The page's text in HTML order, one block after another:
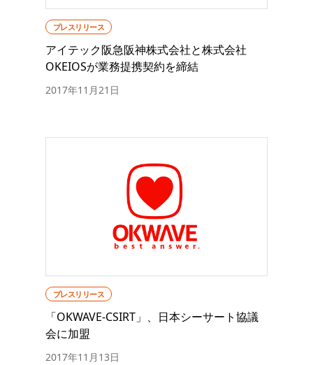
プレスリリース
アイテック阪急阪神株式会社と株式会社
OKEIOSが業務提携契約を締結
2017年11月21日
プレスリリース
「OKWAVE-CSIRT」、日本シーサート協議
会に加盟
2017年11月13日